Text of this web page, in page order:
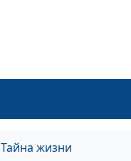
Тайна жизни